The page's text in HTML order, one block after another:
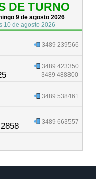
DE TURNO
9 de agosto 2026
10 de agosto 2026
3489 239566
3489 423350
3489 488800
3489 538461
3489 663557